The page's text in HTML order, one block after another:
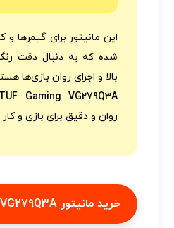
این مانیتور برای گیمرها و
شده که به دنبال دقت
بالا و اجرای روان بازی‌ها
TUF Gaming VG279Q3A
روان و دقیق برای بازی و